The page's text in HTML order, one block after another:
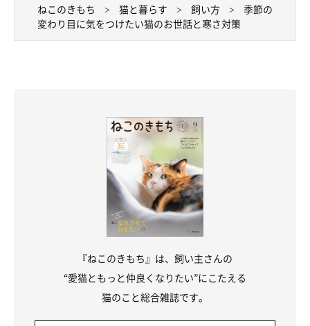
ねこのきもち 猫と暮らす 飼い方
季節の
変わり目に気をつけたい猫のお世話と寒さ対策
『ねこのきもち』は、飼い主さんの
“愛猫ともっと仲良くなりたい”にこたえる
猫のこと総合雑誌です。